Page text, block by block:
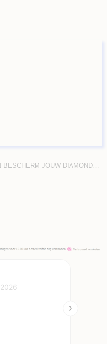
BESCHERM JOUW DIAMOND…